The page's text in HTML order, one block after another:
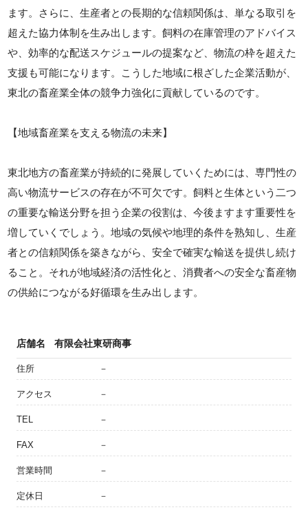
ます。さらに、生産者との長期的な信頼関係は、単なる取引を
超えた協力体制を生み出します。飼料の在庫管理のアドバイス
や、効率的な配送スケジュールの提案など、物流の枠を超えた
支援も可能になります。こうした地域に根ざした企業活動が、
東北の畜産業全体の競争力強化に貢献しているのです。
【地域畜産業を支える物流の未来】
東北地方の畜産業が持続的に発展していくためには、専門性の
高い物流サービスの存在が不可欠です。飼料と生体という二つ
の重要な輸送分野を担う企業の役割は、今後ますます重要性を
増していくでしょう。地域の気候や地理的条件を熟知し、生産
者との信頼関係を築きながら、安全で確実な輸送を提供し続け
ること。それが地域経済の活性化と、消費者への安全な畜産物
の供給につながる好循環を生み出します。
店舗名 有限会社東研商事
住所 －
アクセス －
TEL －
FAX －
営業時間 －
定休日 －